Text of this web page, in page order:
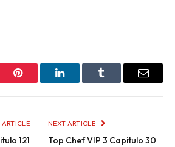
Pinterest LinkedInTumblr Email
ARTICLE
121
NEXT ARTICLE
Top Chef VIP 3 Capitulo 30